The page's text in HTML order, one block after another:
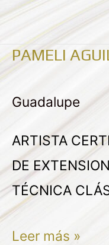
PAMELI
Guadalupe
ARTISTA
DE
TÉCNICA
PAMELI
OLVERA
Leer más »